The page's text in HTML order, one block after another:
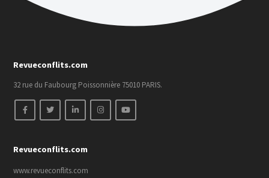
Revueconflits.com
32 rue du Faubourg Poissonnière 75010 PARIS.
Revueconflits.com
www.revueconflits.com